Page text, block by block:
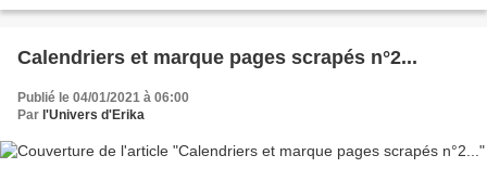
Calendriers et marque pages scrapés n°2...
Publié le 04/01/2021 à 06:00
Par l'Univers d'Erika